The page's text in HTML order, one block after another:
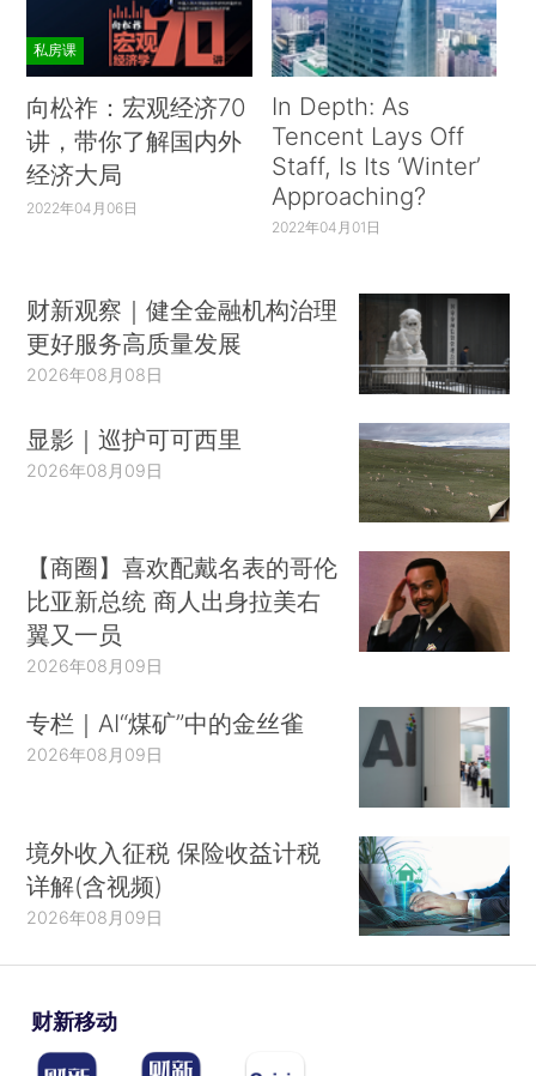
私房课
向松祚：宏观经济70
讲，带你了解国内外
经济大局
2022年04月06日
In Depth: As
Tencent Lays Off
Staff, Is Its ‘Winter’
Approaching?
2022年04月01日
财新观察｜健全金融机构治理
更好服务高质量发展
2026年08月08日
显影｜巡护可可西里
2026年08月09日
【商圈】喜欢配戴名表的哥伦
比亚新总统 商人出身拉美右
翼又一员
2026年08月09日
专栏｜AI“煤矿”中的金丝雀
2026年08月09日
境外收入征税 保险收益计税
详解(含视频)
2026年08月09日
财新移动